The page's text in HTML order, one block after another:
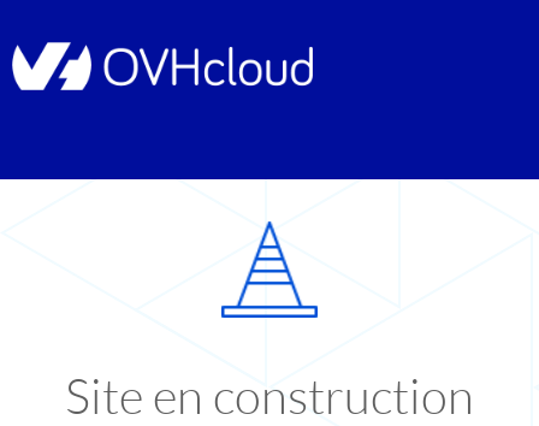
Site en construction